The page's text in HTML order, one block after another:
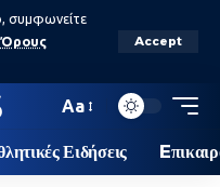
συμφωνείτε
Όρους
Accept
Aa
Ειδήσεις